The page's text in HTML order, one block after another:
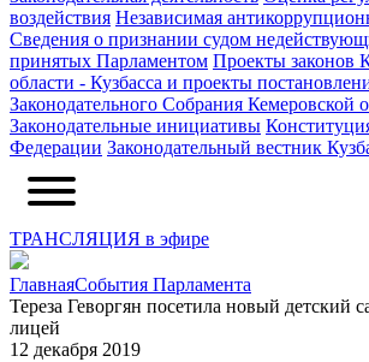
воздействия Независимая
Сведения о признании судом
принятых Парламентом Проекты законов
области - Кузбасса и проекты
Законодательного Собрания Кемеровской
Законодательные инициативы
Федерации Законодательный вестник
ТРАНСЛЯЦИЯ в эфире
ГлавнаяСобытия Парламента
Тереза Геворгян посетила новый детский
лицей
12 декабря 2019